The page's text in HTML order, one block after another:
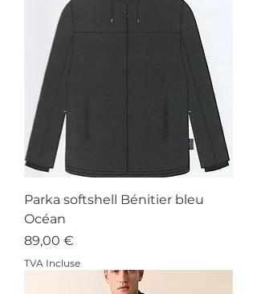
Parka softshell Bénitier bleu
Océan
Prix
89,00 €
TVA Incluse